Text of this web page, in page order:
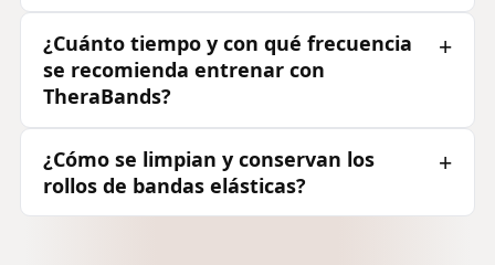
¿Cuánto tiempo y con qué frecuencia
se recomienda entrenar con
TheraBands?
¿Cómo se limpian y conservan los
rollos de bandas elásticas?